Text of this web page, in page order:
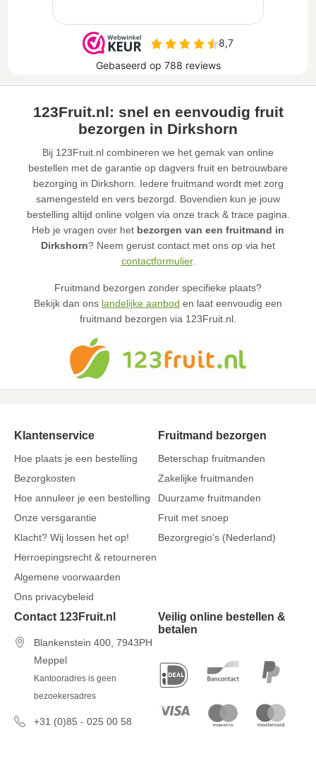
123Fruit.nl: snel en eenvoudig fruit
bezorgen in Dirkshorn
Bij 123Fruit.nl combineren we het gemak van online
bestellen met de garantie op dagvers fruit en betrouwbare
bezorging in Dirkshorn. Iedere fruitmand wordt met zorg
samengesteld en vers bezorgd. Bovendien kun je jouw
bestelling altijd online volgen via onze track & trace pagina.
Heb je vragen over het bezorgen van een fruitmand in
Dirkshorn? Neem gerust contact met ons op via het
contactformulier.
Fruitmand bezorgen zonder specifieke plaats?
Bekijk dan ons landelijke aanbod en laat eenvoudig een
fruitmand bezorgen via 123Fruit.nl.
Klantenservice
Hoe plaats je een bestelling
Bezorgkosten
Hoe annuleer je een bestelling
Onze versgarantie
Klacht? Wij lossen het op!
Herroepingsrecht & retourneren
Algemene voorwaarden
Ons privacybeleid
Fruitmand bezorgen
Beterschap fruitmanden
Zakelijke fruitmanden
Duurzame fruitmanden
Fruit met snoep
Bezorgregio's (Nederland)
Contact 123Fruit.nl
Blankenstein 400, 7943PH
Meppel
Kantooradres is geen
bezoekersadres
+31 (0)85 - 025 00 58
Veilig online bestellen &
betalen